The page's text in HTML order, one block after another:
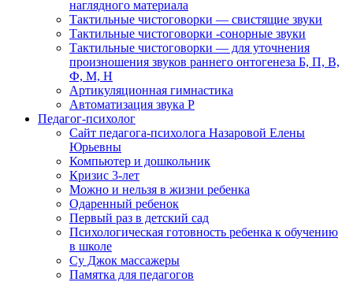
наглядного материала
Тактильные чистоговорки — свистящие звуки
Тактильные чистоговорки -сонорные звуки
Тактильные чистоговорки — для уточнения
произношения звуков раннего онтогенеза Б, П, В,
Ф, М, Н
Артикуляционная гимнастика
Автоматизация звука Р
Педагог-психолог
Сайт педагога-психолога Назаровой Елены
Юрьевны
Компьютер и дошкольник
Кризис 3-лет
Можно и нельзя в жизни ребенка
Одаренный ребенок
Первый раз в детский сад
Психологическая готовность ребенка к обучению
в школе
Су Джок массажеры
Памятка для педагогов